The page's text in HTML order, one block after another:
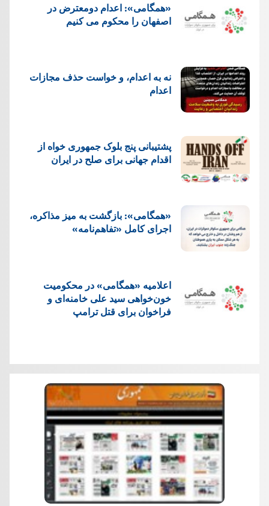
«همگامی»: اعدام دومعترض در
اصفهان را محکوم می کنیم
نه به اعدام، و خواست حذف مجازات
اعدام
پشتيبانی پنج بلوک جمهوری خواه از
اقدام جهانی برای صلح در ایران
«همگامی»: بازگشت به میز مذاکره،
اجرای کامل «تفاهم‌نامه»
اعلامیه «همگامی» در محکومیت
خون‌خواهی سید علی خامنه‌ای و
فراخوان برای قتل ترامپ